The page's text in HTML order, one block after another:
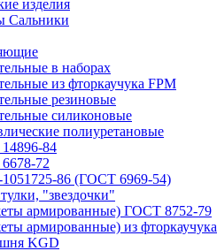
изделия
Сальники
в наборах
из фторкаучука FPM
резиновые
силиконовые
полиуретановые
84
72
86 (ГОСТ 6969-54)
"звездочки"
армированные) ГОСТ 8752-79
армированные) из фторкаучука
KGD